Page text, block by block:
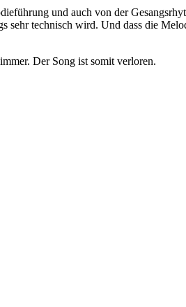
und auch von der
sehr technisch wird. Und dass die
Der Song ist somit verloren.